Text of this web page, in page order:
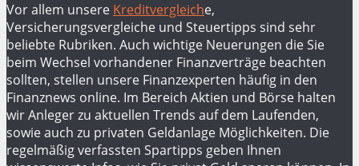
Vor allem unsere Kreditvergleiche,
Versicherungsvergleiche und Steuertipps sind sehr
beliebte Rubriken. Auch wichtige Neuerungen die Sie
beim Wechsel vorhandener Finanzverträge beachten
sollten, stellen unsere Finanzexperten häufig in den
Finanznews online. Im Bereich Aktien und Börse halten
wir Anleger zu aktuellen Trends auf dem Laufenden,
sowie auch zu privaten Geldanlage Möglichkeiten. Die
regelmäßig verfassten Spartipps geben Ihnen